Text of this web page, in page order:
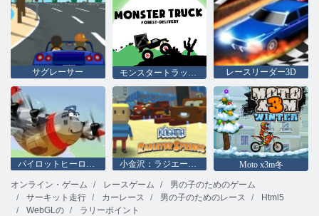
サグレーサー モンスタートラック森林宅配 レースリーダー3D
Moto x3m冬
オンライン・ゲーム
レースゲーム
男の子のためのゲーム
サーキット走行
カーレース 男の子のためのレース
Html5
WebGLの
ラリーポイント